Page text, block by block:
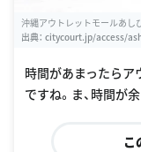
沖縄アウトレットモールあし
出典： citycourt.jp/access/
時間があまったら
ですね。ま、時間が
こ